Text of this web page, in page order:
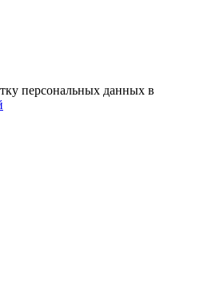
персональных данных в